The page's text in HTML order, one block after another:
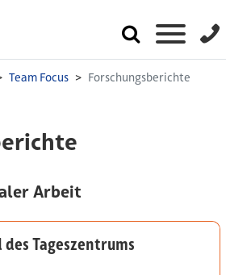
Team Focus Forschungsberichte
Arbeit
Tageszentrums